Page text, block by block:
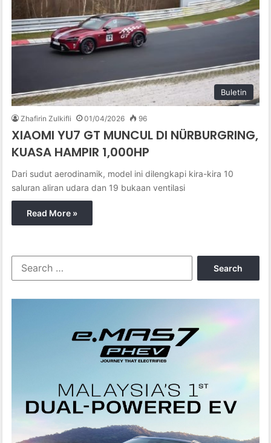
Buletin
Zhafirin Zulkifli 01/04/2026 96
XIAOMI YU7 GT MUNCUL DI NÜRBURGRING,
KUASA HAMPIR 1,000HP
Dari sudut aerodinamik, model ini dilengkapi kira-kira 10
saluran aliran udara dan 19 bukaan ventilasi
Read More »
r
f